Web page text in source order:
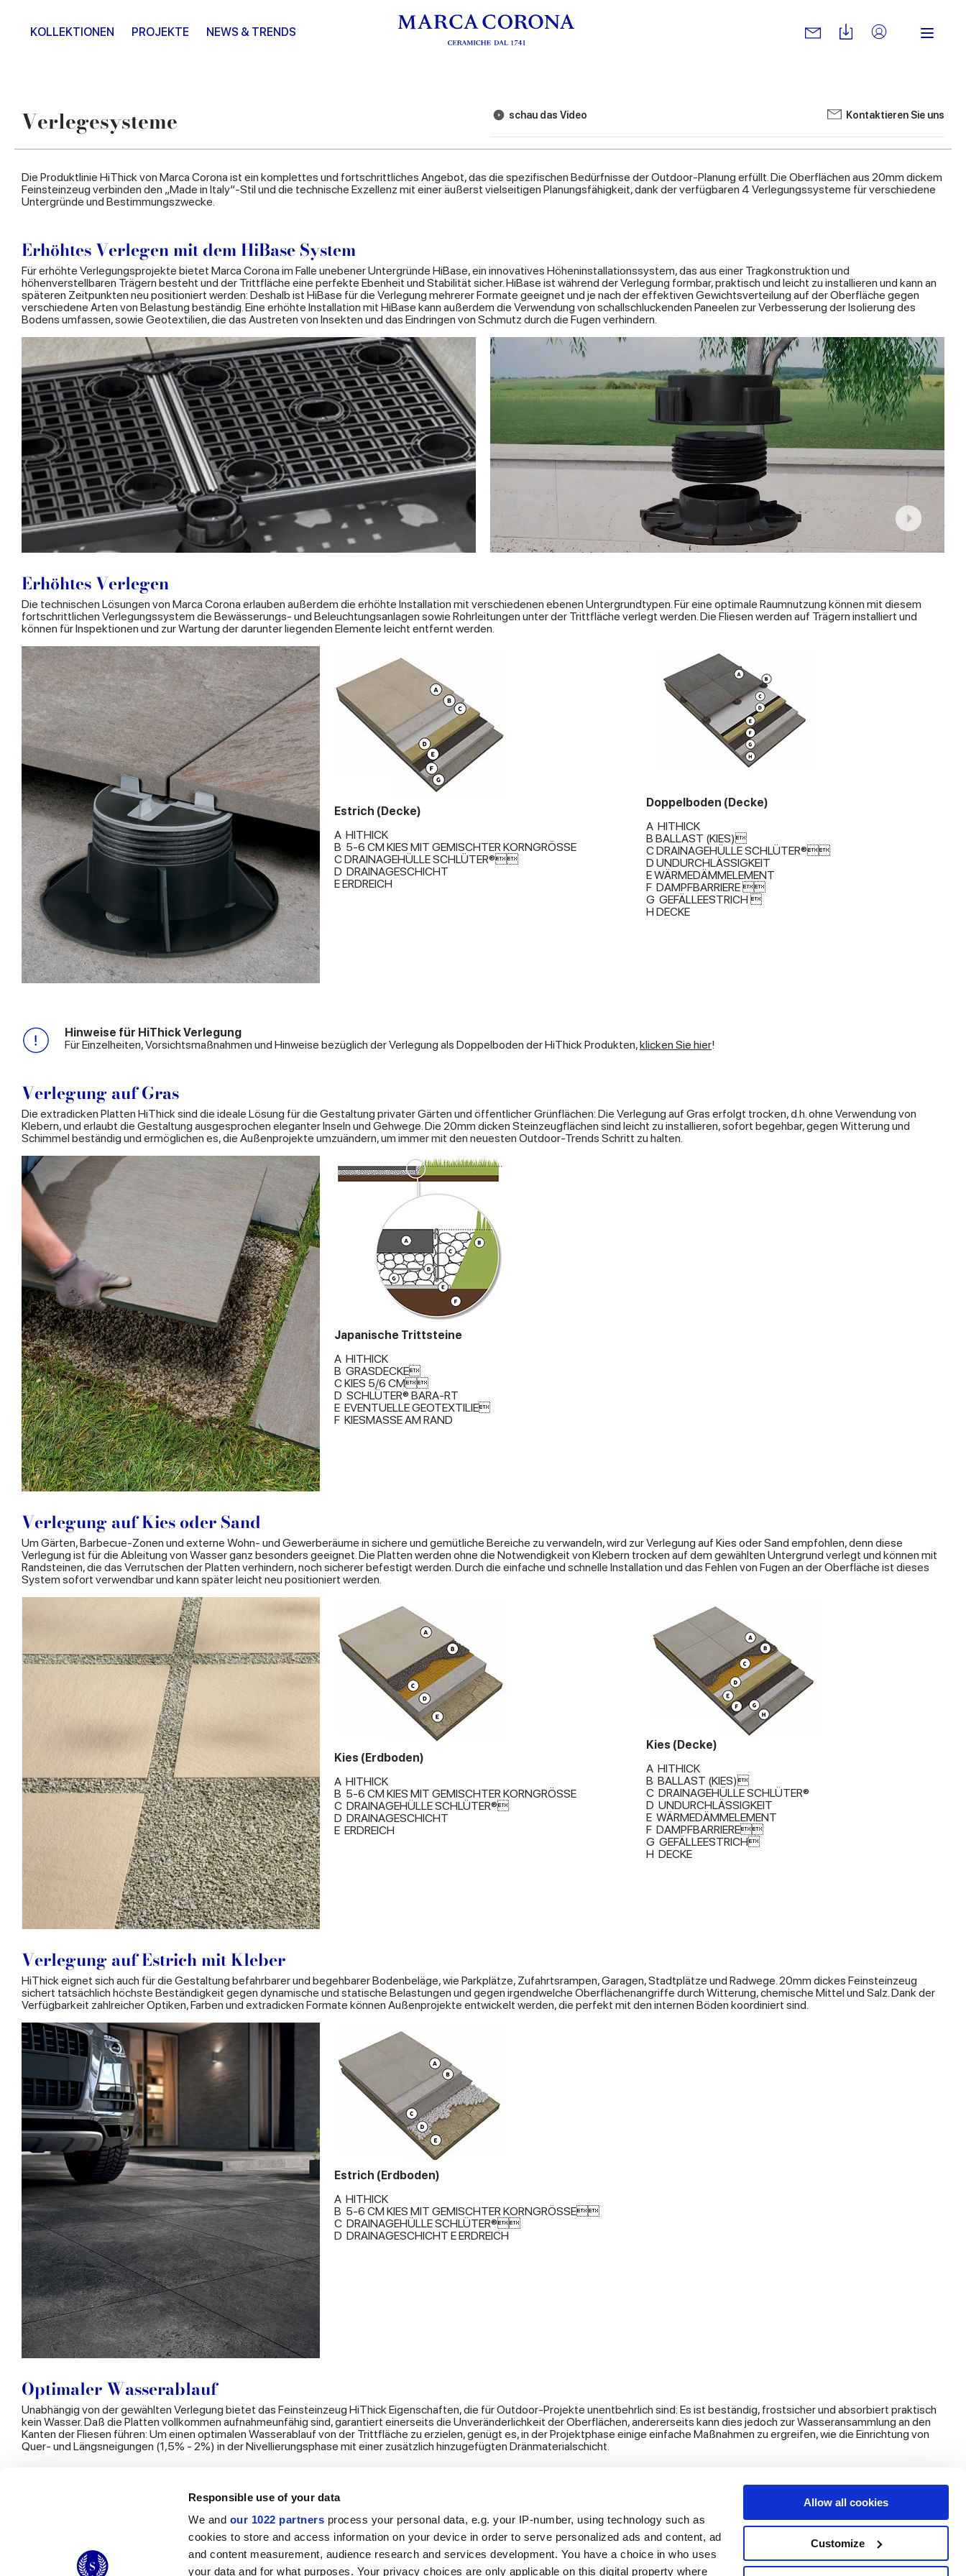
Responsible use of your data
We and our 1022 partners process your personal data, e.g. your IP-number, using technology such as
cookies to store and access information on your device in order to serve personalized ads and content, ad
and content measurement, audience research and services development. You have a choice in who uses
your data and for what purposes. Your privacy choices are only applicable on this digital property where
Allow all cookies
Customize
KOLLEKTIONEN PROJEKTE NEWS & TRENDS
Verlegesysteme schau das Video Kontaktieren Sie uns
Die Produktlinie HiThick von Marca Corona ist ein komplettes und fortschrittliches Angebot, das die spezifischen Bedürfnisse der Outdoor-Planung erfüllt. Die Oberflächen aus 20mm dickem
Feinsteinzeug verbinden den „Made in Italy“-Stil und die technische Exzellenz mit einer äußerst vielseitigen Planungsfähigkeit, dank der verfügbaren 4 Verlegungssysteme für verschiedene
Untergründe und Bestimmungszwecke.
Erhöhtes Verlegen mit dem HiBase System
Für erhöhte Verlegungsprojekte bietet Marca Corona im Falle unebener Untergründe HiBase, ein innovatives Höheninstallationssystem, das aus einer Tragkonstruktion und
höhenverstellbaren Trägern besteht und der Trittfläche eine perfekte Ebenheit und Stabilität sicher. HiBase ist während der Verlegung formbar, praktisch und leicht zu installieren und kann an
späteren Zeitpunkten neu positioniert werden: Deshalb ist HiBase für die Verlegung mehrerer Formate geeignet und je nach der effektiven Gewichtsverteilung auf der Oberfläche gegen
verschiedene Arten von Belastung beständig. Eine erhöhte Installation mit HiBase kann außerdem die Verwendung von schallschluckenden Paneelen zur Verbesserung der Isolierung des
Bodens umfassen, sowie Geotextilien, die das Austreten von Insekten und das Eindringen von Schmutz durch die Fugen verhindern.
Erhöhtes Verlegen
Die technischen Lösungen von Marca Corona erlauben außerdem die erhöhte Installation mit verschiedenen ebenen Untergrundtypen. Für eine optimale Raumnutzung können mit diesem
fortschrittlichen Verlegungssystem die Bewässerungs- und Beleuchtungsanlagen sowie Rohrleitungen unter der Trittfläche verlegt werden. Die Fliesen werden auf Trägern installiert und
können für Inspektionen und zur Wartung der darunter liegenden Elemente leicht entfernt werden.
Estrich (Decke)
A HITHICK
B 5-6 CM KIES MIT GEMISCHTER KORNGRÖSSE
C DRAINAGEHÜLLE SCHLÜTER®
D DRAINAGESCHICHT
E ERDREICH
Doppelboden (Decke)
A HITHICK
B BALLAST (KIES)
C DRAINAGEHÜLLE SCHLÜTER®
D UNDURCHLÄSSIGKEIT
E WÄRMEDÄMMELEMENT
F DAMPFBARRIERE 
G GEFÄLLEESTRICH 
H DECKE
Hinweise für HiThick Verlegung
Für Einzelheiten, Vorsichtsmaßnahmen und Hinweise bezüglich der Verlegung als Doppelboden der HiThick Produkten,klicken Sie hier!
Verlegung auf Gras
Die extradicken Platten HiThick sind die ideale Lösung für die Gestaltung privater Gärten und öffentlicher Grünflächen: Die Verlegung auf Gras erfolgt trocken, d.h. ohne Verwendung von
Klebern, und erlaubt die Gestaltung ausgesprochen eleganter Inseln und Gehwege. Die 20mm dicken Steinzeugflächen sind leicht zu installieren, sofort begehbar, gegen Witterung und
Schimmel beständig und ermöglichen es, die Außenprojekte umzuändern, um immer mit den neuesten Outdoor-Trends Schritt zu halten.
Japanische Trittsteine
A HITHICK
B GRASDECKE
C KIES 5/6 CM
D SCHLÜTER® BARA-RT
E EVENTUELLE GEOTEXTILIE
F KIESMASSE AM RAND
Verlegung auf Kies oder Sand
Um Gärten, Barbecue-Zonen und externe Wohn- und Gewerberäume in sichere und gemütliche Bereiche zu verwandeln, wird zur Verlegung auf Kies oder Sand empfohlen, denn diese
Verlegung ist für die Ableitung von Wasser ganz besonders geeignet. Die Platten werden ohne die Notwendigkeit von Klebern trocken auf dem gewählten Untergrund verlegt und können mit
Randsteinen, die das Verrutschen der Platten verhindern, noch sicherer befestigt werden. Durch die einfache und schnelle Installation und das Fehlen von Fugen an der Oberfläche ist dieses
System sofort verwendbar und kann später leicht neu positioniert werden.
Kies (Erdboden)
A HITHICK
B 5-6 CM KIES MIT GEMISCHTER KORNGRÖSSE
C DRAINAGEHÜLLE SCHLÜTER®
D DRAINAGESCHICHT
E ERDREICH
Kies (Decke)
A HITHICK
B BALLAST (KIES)
C DRAINAGEHÜLLE SCHLÜTER®
D UNDURCHLÄSSIGKEIT
E WÄRMEDÄMMELEMENT
F DAMPFBARRIERE
G GEFÄLLEESTRICH
H DECKE
Verlegung auf Estrich mit Kleber
HiThick eignet sich auch für die Gestaltung befahrbarer und begehbarer Bodenbeläge, wie Parkplätze, Zufahrtsrampen, Garagen, Stadtplätze und Radwege. 20mm dickes Feinsteinzeug
sichert tatsächlich höchste Beständigkeit gegen dynamische und statische Belastungen und gegen irgendwelche Oberflächenangriffe durch Witterung, chemische Mittel und Salz. Dank der
Verfügbarkeit zahlreicher Optiken, Farben und extradicken Formate können Außenprojekte entwickelt werden, die perfekt mit den internen Böden koordiniert sind.
Estrich (Erdboden)
A HITHICK
B 5-6 CM KIES MIT GEMISCHTER KORNGRÖSSE
C DRAINAGEHÜLLE SCHLÜTER®
D DRAINAGESCHICHT E ERDREICH
Optimaler Wasserablauf
Unabhängig von der gewählten Verlegung bietet das Feinsteinzeug HiThick Eigenschaften, die für Outdoor-Projekte unentbehrlich sind: Es ist beständig, frostsicher und absorbiert praktisch
kein Wasser. Daß die Platten vollkommen aufnahmeunfähig sind, garantiert einerseits die Unveränderlichkeit der Oberflächen, andererseits kann dies jedoch zur Wasseransammlung an den
Kanten der Fliesen führen: Um einen optimalen Wasserablauf von der Trittfläche zu erzielen, genügt es, in der Projektphase einige einfache Maßnahmen zu ergreifen, wie die Einrichtung von
Quer- und Längsneigungen (1,5% - 2%) in der Nivellierungsphase mit einer zusätzlich hinzugefügten Dränmaterialschicht.
Ceramiche Marca Corona
S.p.a. - P.IVA: IT00628160368
Nützliche Links
Mein Marca Corona
Rechtsraum
Verkaufsbedingungen
Download Bereich
Folgen Sie uns auf